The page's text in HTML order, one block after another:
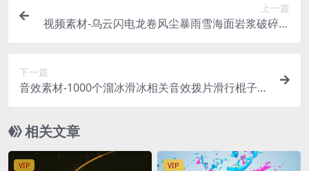
上一篇
视频素材-乌云闪电龙卷风尘暴雨雪海面岩浆破碎特
下一篇
音效素材-1000个溜冰滑冰相关音效拨片滑行棍子摔
相关文章
VIP VIP